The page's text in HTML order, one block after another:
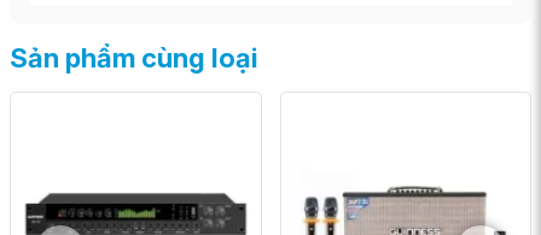
GUINNESS GX-305, nhỏ gọn và thuận tiện di chuyển, là người
bạn đồng hành tốt nhất, luôn mang theo những giai điệu mà
Sản phẩm cùng loại